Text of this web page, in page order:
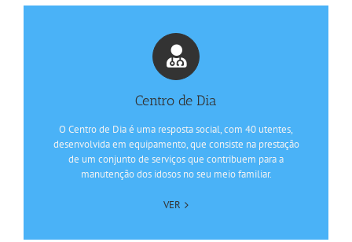
Centro de Dia
O Centro de Dia é uma resposta social, com 40 utentes,
desenvolvida em equipamento, que consiste na prestação
de um conjunto de serviços que contribuem para a
manutenção dos idosos no seu meio familiar.
VER